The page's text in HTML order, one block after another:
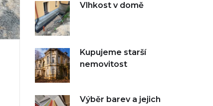
Vlhkost v domě
Kupujeme starší
nemovitost
Výběr barev a jejich